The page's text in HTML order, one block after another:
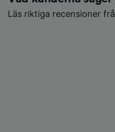
Läs riktiga recensioner